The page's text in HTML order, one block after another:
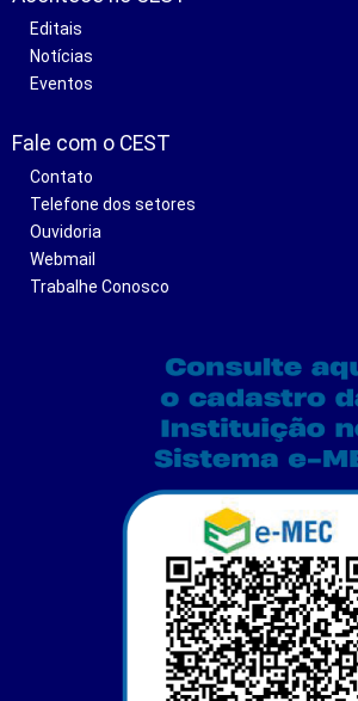
Editais
Notícias
Eventos
Fale com o CEST
Contato
Telefone dos setores
Ouvidoria
Webmail
Trabalhe Conosco